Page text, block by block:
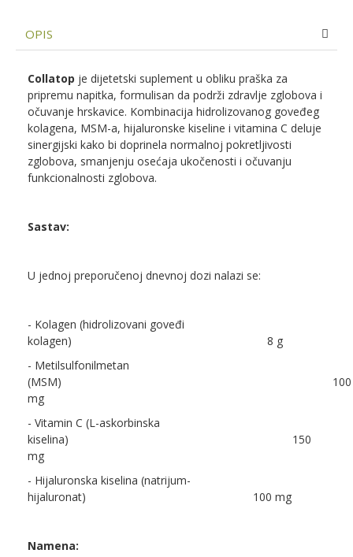
OPIS
Collatop je dijetetski suplement u obliku praška za
pripremu napitka, formulisan da podrži zdravlje zglobova i
očuvanje hrskavice. Kombinacija hidrolizovanog goveđeg
kolagena, MSM-a, hijaluronske kiseline i vitamina C deluje
sinergijski kako bi doprinela normalnoj pokretljivosti
zglobova, smanjenju osećaja ukočenosti i očuvanju
funkcionalnosti zglobova.
Sastav:
U jednoj preporučenoj dnevnoj dozi nalazi se:
- Kolagen (hidrolizovani goveđi
kolagen)
8 g
- Metilsulfonilmetan
(MSM)
100
mg
- Vitamin C (L-askorbinska
kiselina)
150
mg
- Hijaluronska kiselina (natrijum-
hijaluronat)
100 mg
Namena: